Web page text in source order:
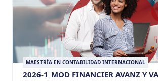
MAESTRÍA EN CONTABILIDAD INTERNACIONAL
2026-1_MOD FINANCIER AVANZ Y